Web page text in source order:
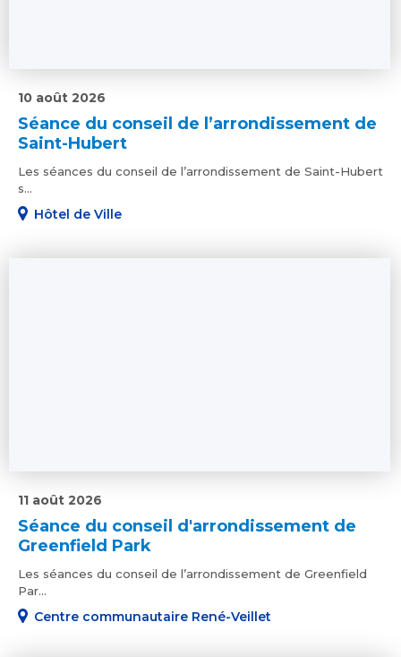
Séance du conseil de l’arrondissement de
Saint-Hubert
10 août 2026
Les séances du conseil de l’arrondissement de Saint-Hubert
s...
Hôtel de Ville
Séance du conseil d'arrondissement de
Greenfield Park
11 août 2026
Les séances du conseil de l’arrondissement de Greenfield
Par...
Centre communautaire René-Veillet